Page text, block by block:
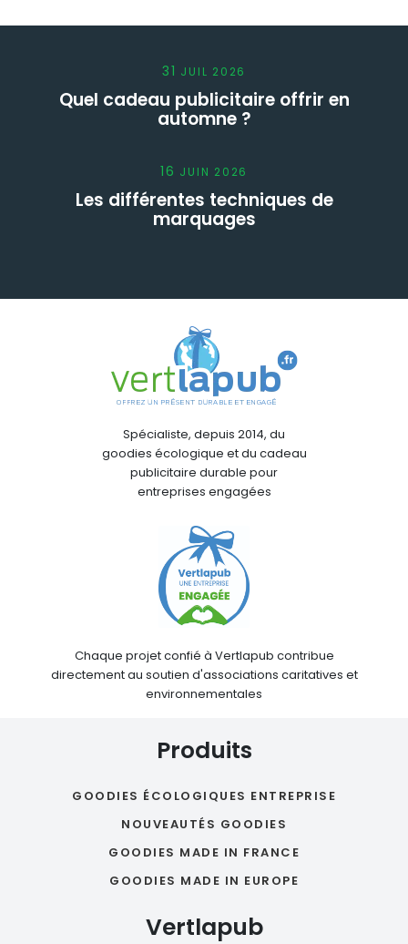
31 JUIL 2026
Quel cadeau publicitaire offrir en
automne ?
16 JUIN 2026
Les différentes techniques de
marquages
Spécialiste, depuis 2014, du
goodies écologique et du cadeau
publicitaire durable pour
entreprises engagées
Chaque projet confié à Vertlapub contribue
directement au soutien d'associations caritatives et
environnementales
Produits
GOODIES ÉCOLOGIQUES ENTREPRISE
NOUVEAUTÉS GOODIES
GOODIES MADE IN FRANCE
GOODIES MADE IN EUROPE
Vertlapub